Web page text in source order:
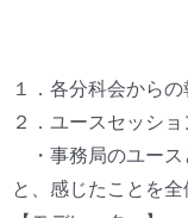
１．各分科会からの
２．ユースセッショ
・事務局のユース
と、感じたことを